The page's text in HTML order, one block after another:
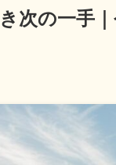
次の一手